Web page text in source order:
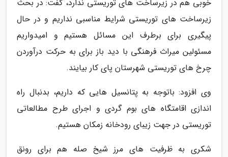
خوبی هم در زیرساخت های توریستی ندارد، گفت: در بحث
زیرساخت های توریستی شرایط مناسبی نداریم و در حال
پیگیری برای برطرف این مسائل هستیم و امیدواریم
مسئولین میراث فرهنگی با دید باز برای به حرکت درآوردن
چرخ های توریستی شهرستان پای کار بیایند.
وی افزود: باتوجه به پتانسیل هایی که داریم، بدنبال راه
اندازی اقامتگاه های بوم گردی و اجرای طرح مطالعاتی
توریستی در جهت زیبای رودخانه زمکان هستیم.
شکری به ظرفیت های مرز شیخ صله هم برای رونق